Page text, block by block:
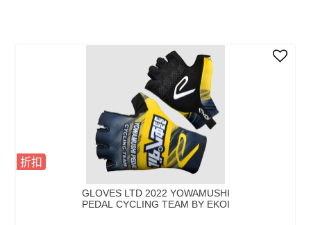
折扣
GLOVES LTD 2022 YOWAMUSHI
PEDAL CYCLING TEAM BY EKOI